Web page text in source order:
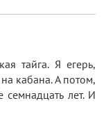
тайга. Я егерь,
кабана. А потом,
лет. И